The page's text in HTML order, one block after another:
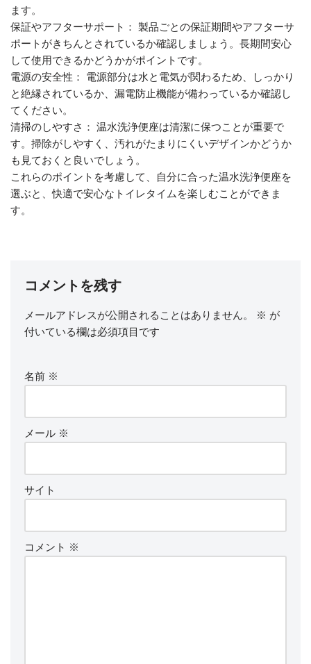
ます。
保証やアフターサポート： 製品ごとの保証期間やアフターサ
ポートがきちんとされているか確認しましょう。長期間安心
して使用できるかどうかがポイントです。
電源の安全性： 電源部分は水と電気が関わるため、しっかり
と絶縁されているか、漏電防止機能が備わっているか確認し
てください。
清掃のしやすさ： 温水洗浄便座は清潔に保つことが重要で
す。掃除がしやすく、汚れがたまりにくいデザインかどうか
も見ておくと良いでしょう。
これらのポイントを考慮して、自分に合った温水洗浄便座を
選ぶと、快適で安心なトイレタイムを楽しむことができま
す。
コメントを残す
メールアドレスが公開されることはありません。 ※ が
付いている欄は必須項目です
名前 ※
メール ※
サイト
コメント ※